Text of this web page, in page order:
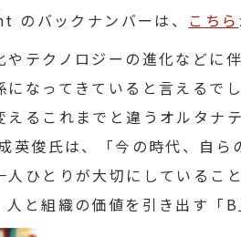
バックナンバーは、 こちら
やテクノロジーの進化などに
になってきていると言えるで
えるこれまでと違うオルタ
英俊氏は、「今の時代、自ら
人ひとりが大切にしているこ
人と組織の価値を引き出す「